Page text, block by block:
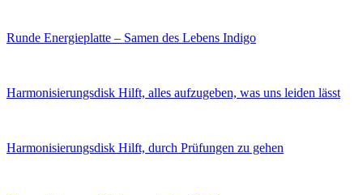
Runde Energieplatte – Samen des Lebens Indigo
Harmonisierungsdisk Hilft, alles aufzugeben, was uns leiden lässt
Harmonisierungsdisk Hilft, durch Prüfungen zu gehen